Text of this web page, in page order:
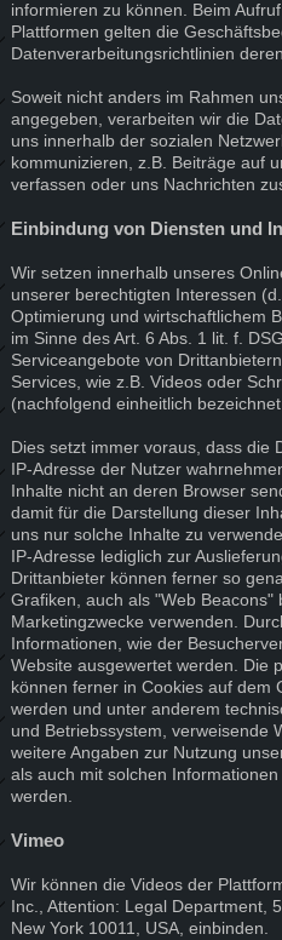
informieren zu können. Beim
Plattformen gelten die
Datenverarbeitungsrichtlinien
Soweit nicht anders im Rahmen
angegeben, verarbeiten wir die
uns innerhalb der sozialen
kommunizieren, z.B. Beiträge auf
verfassen oder uns Nachrichten
Einbindung von Diensten und
Wir setzen innerhalb unseres
unserer berechtigten Interessen
Optimierung und wirtschaftlichem
im Sinne des Art. 6 Abs. 1 lit. f.
Serviceangebote von
Services, wie z.B. Videos oder
(nachfolgend einheitlich bezeichnet
Dies setzt immer voraus, dass die
IP-Adresse der Nutzer
Inhalte nicht an deren Browser
damit für die Darstellung dieser
uns nur solche Inhalte zu
IP-Adresse lediglich zur
Drittanbieter können ferner so
Grafiken, auch als "Web
Marketingzwecke verwenden.
Informationen, wie der
Website ausgewertet werden. Die
können ferner in Cookies auf dem
werden und unter anderem
und Betriebssystem, verweisende
weitere Angaben zur Nutzung
als auch mit solchen
werden.
Vimeo
Wir können die Videos der
Inc., Attention: Legal Department,
New York 10011, USA, einbinden.